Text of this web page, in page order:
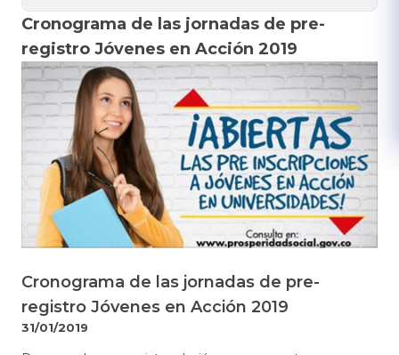
Cronograma de las jornadas de pre-
registro Jóvenes en Acción 2019
Cronograma de las jornadas de pre-
registro Jóvenes en Acción 2019
31/01/2019